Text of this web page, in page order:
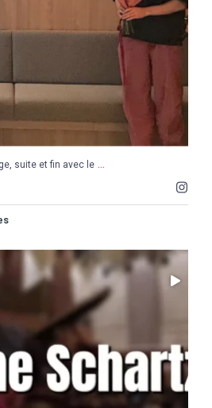
suite et fin avec le ...
10 jours pour sauter le pas :